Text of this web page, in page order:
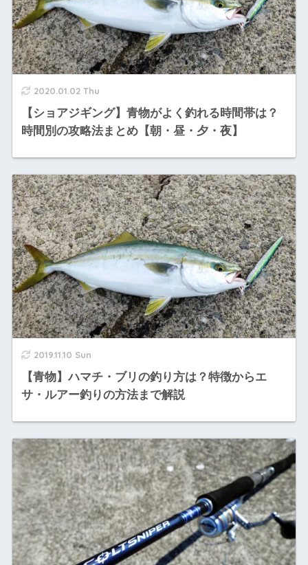
2020.01.02 Thu
【ショアジギング】青物がよく釣れる時間帯は？
時間別の攻略法まとめ【朝・昼・夕・夜】
2019.11.10 Sun
【青物】ハマチ・ブリの釣り方は？特徴からエ
サ・ルアー釣りの方法まで解説